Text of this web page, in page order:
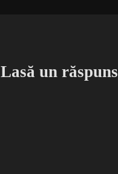
Lasă un răspuns